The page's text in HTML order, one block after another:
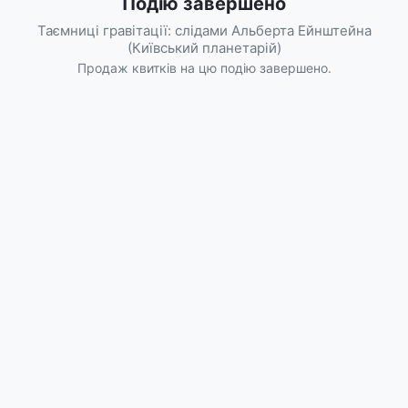
Таємниці гравітації: слідами Альберта Ейнштейна
(Київський планетарій)
Продаж квитків на цю подію завершено.